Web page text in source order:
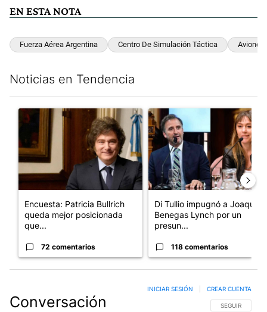
EN ESTA NOTA
Fuerza Aérea Argentina Centro De Simulación Táctica Aviones
Noticias en Tendencia
Un artículo de tendencia con el título "Encuesta: Patricia
Encuesta: Patricia Bullrich
queda mejor posicionada
que...
72 comentarios
Un artículo de tendencia con
Di Tullio impugnó a Joaquín
Benegas Lynch por un
presun...
118 comentarios
Conversación SIGA ESTA
SEGUIR
INICIAR SESIÓN CREAR CUENTA